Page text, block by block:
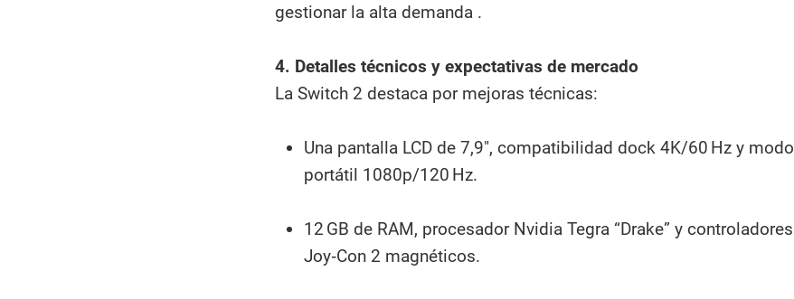
gestionar la alta demanda .
4. Detalles técnicos y expectativas de mercado
La Switch 2 destaca por mejoras técnicas:
Una pantalla LCD de 7,9″, compatibilidad dock 4K/60 Hz y modo
portátil 1080p/120 Hz.
12 GB de RAM, procesador Nvidia Tegra “Drake” y controladores
Joy‑Con 2 magnéticos.